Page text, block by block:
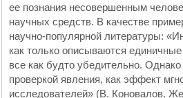
ее познания несовершенным
научных средств. В качестве
научно-популярной литературы:
как только описываются
все как будто убедительно.
проверкой явления, как эффект
исследователей» (В. Коновалов.